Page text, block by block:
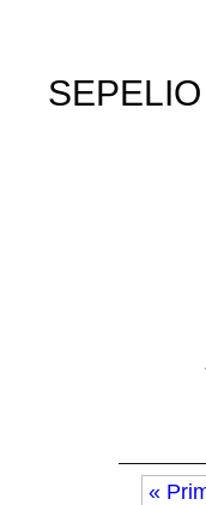
«